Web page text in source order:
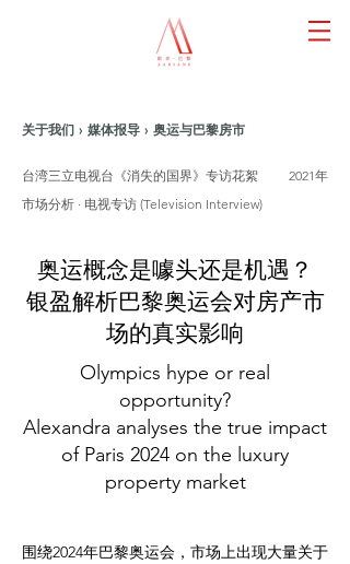
关于我们 › 媒体报导 › 奥运与巴黎房市
台湾三立电视台《消失的国界》专访花絮
2021年
市场分析 · 电视专访 (Television Interview)
奥运概念是噱头还是机遇？
银盈解析巴黎奥运会对房产市
场的真实影响
Olympics hype or real
opportunity?
Alexandra analyses the true impact
of Paris 2024 on the luxury
property market
围绕2024年巴黎奥运会，市场上出现大量关于